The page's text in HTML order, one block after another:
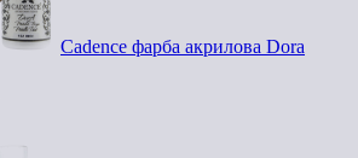
Cadence фарба акрилова Dora